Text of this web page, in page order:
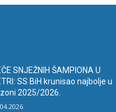
SNJEŽNIH ŠAMPIONA U
SS BiH krunisao najbolje u
2025/2026.